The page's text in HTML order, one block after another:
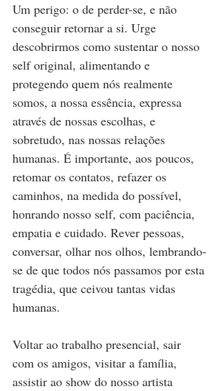
Um perigo: o de perder-se, e não
conseguir retornar a si. Urge
descobrirmos como sustentar o nosso
self original, alimentando e
protegendo quem nós realmente
somos, a nossa essência, expressa
através de nossas escolhas, e
sobretudo, nas nossas relações
humanas. É importante, aos poucos,
retomar os contatos, refazer os
caminhos, na medida do possível,
honrando nosso self, com paciência,
empatia e cuidado. Rever pessoas,
conversar, olhar nos olhos, lembrando-
se de que todos nós passamos por esta
tragédia, que ceivou tantas vidas
humanas.
Voltar ao trabalho presencial, sair
com os amigos, visitar a família,
assistir ao show do nosso artista